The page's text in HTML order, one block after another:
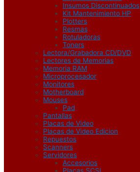
Insumos Discontinuados
Kit Mantenimiento HP
Plotters
Resmas
Rotuladoras
Toners
Lectora/Grabadora CD/DVD
Lectores de Memorias
Memoria RAM
Microprocesador
Monitores
Motherboard
Mouses
Pad
Pantallas
Placas de Video
Placas de Video Edicion
Repuestos
Scanners
Servidores
Accesorios